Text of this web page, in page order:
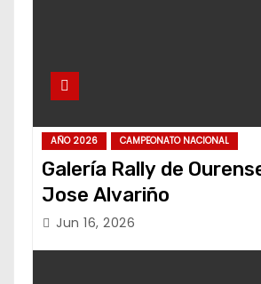
AÑO 2026 CAMPEONATO NACIONAL
Galería Rally de
Jose Alvariño
Jun 16, 2026